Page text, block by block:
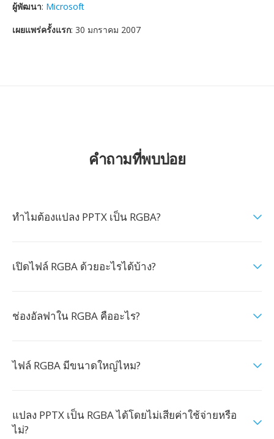
ผู้พัฒนา: Microsoft
เผยแพร่ครั้งแรก: 30 มกราคม 2007
คำถามที่พบบ่อย
ทำไมต้องแปลง PPTX เป็น RGBA?
เปิดไฟล์ RGBA ด้วยอะไรได้บ้าง?
ช่องอัลฟาใน RGBA คืออะไร?
ไฟล์ RGBA มีขนาดใหญ่ไหม?
แปลง PPTX เป็น RGBA ได้โดยไม่เสียค่าใช้จ่ายหรือ
ไม่?